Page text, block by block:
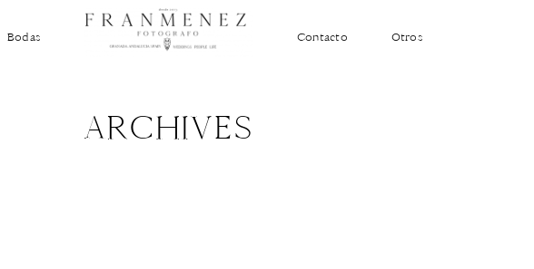
Bodas Contacto Otros
ARCHIVES